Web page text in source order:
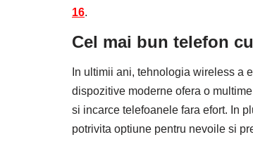
16.
Cel mai bun telefon
In ultimii ani, tehnologia wireless a
dispozitive moderne ofera o
si incarce telefoanele fara efort. In
potrivita optiune pentru nevoile si